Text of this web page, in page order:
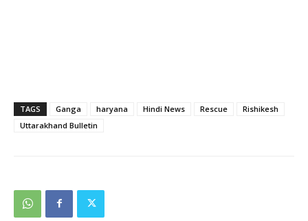
TAGS Ganga haryana Hindi News Rescue
Rishikesh
Uttarakhand Bulletin